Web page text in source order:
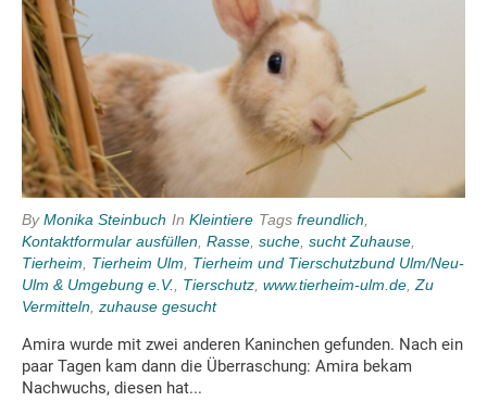
ByMonika Steinbuch In Kleintiere Tags freundlich,
Kontaktformular ausfüllen, Rasse, suche, sucht Zuhause,
Tierheim, Tierheim Ulm, Tierheim und Tierschutzbund Ulm/Neu-
Ulm & Umgebung e.V., Tierschutz, www.tierheim-ulm.de,Zu
Vermitteln, zuhause gesucht
Amira wurde mit zwei anderen Kaninchen gefunden. Nach ein
paar Tagen kam dann die Überraschung: Amira bekam
Nachwuchs, diesen hat...